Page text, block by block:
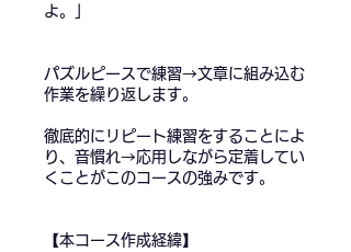
よ。」
パズルピースで練習→文章に組み込む
作業を繰り返します。
徹底的にリピート練習をすることによ
り、音慣れ→応用しながら定着してい
くことがこのコースの強みです。
【本コース作成経緯】